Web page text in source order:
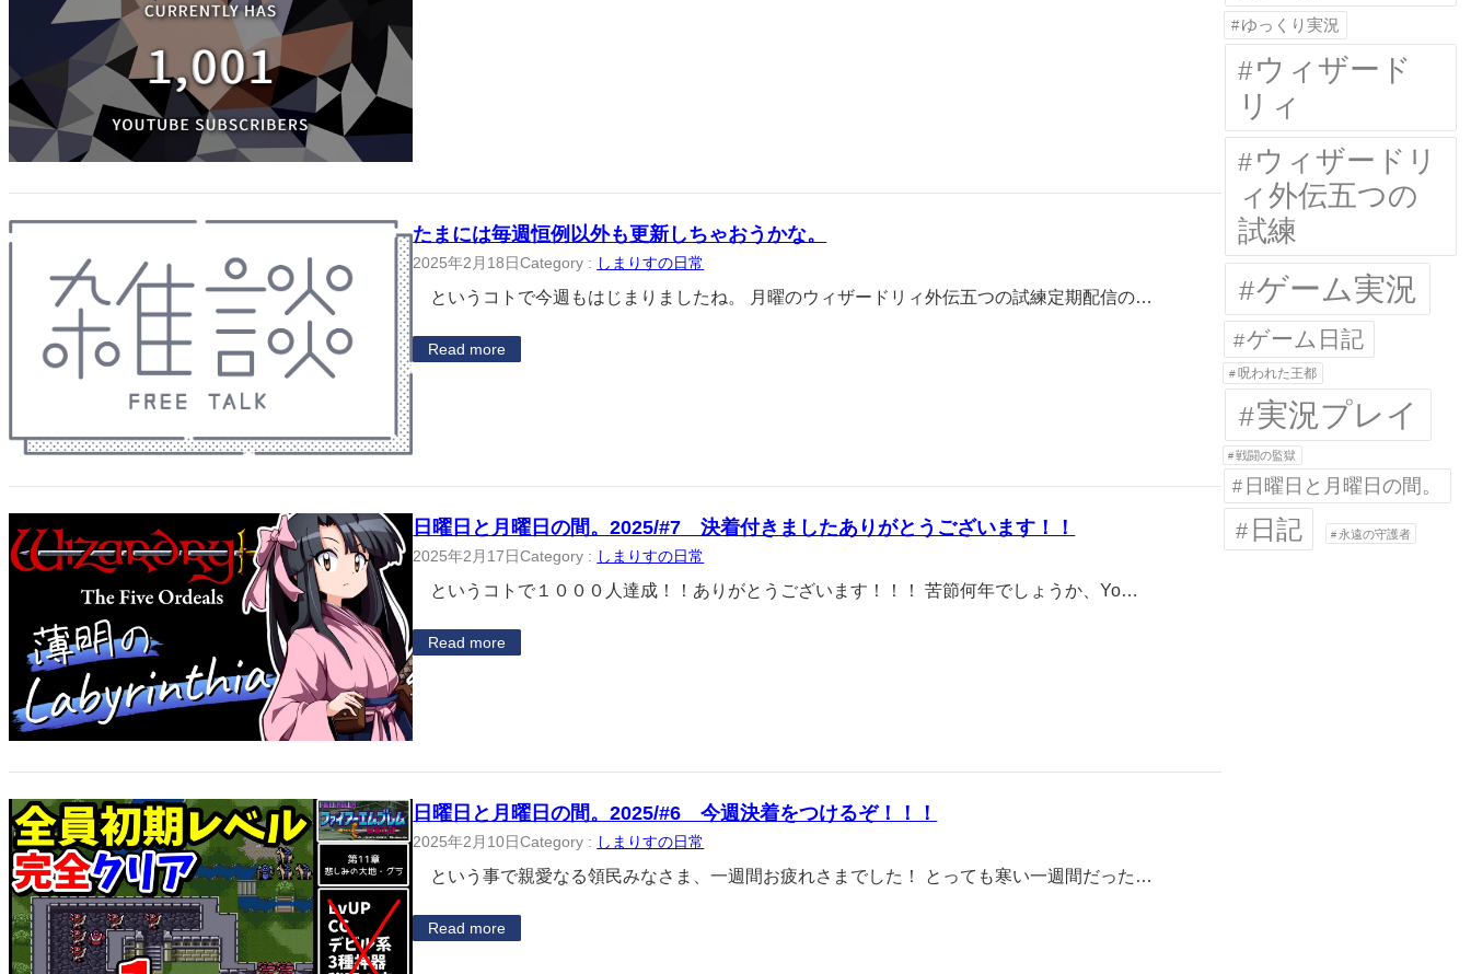
たまには毎週恒例以外も更新しちゃおうかな。
2025年2月18日Category : しまりすの日常
というコトで今週もはじまりましたね。 月曜のウィザードリィ外伝五つの試練定期配信の…
Read more
日曜日と月曜日の間。2025/#7 決着付きましたありがとうございます！！
2025年2月17日Category : しまりすの日常
というコトで１０００人達成！！ありがとうございます！！！ 苦節何年でしょうか、Yo…
Read more
日曜日と月曜日の間。2025/#6 今週決着をつけるぞ！！！
2025年2月10日Category : しまりすの日常
という事で親愛なる領民みなさま、一週間お疲れさまでした！ とっても寒い一週間だった…
Read more
ゆっくり実況
ウィザード
リィ
ウィザードリ
ィ外伝五つの
試練
ゲーム実況
ゲーム日記
呪われた王都
実況プレイ
戦闘の監獄
日曜日と月曜日の間。
日記 永遠の守護者